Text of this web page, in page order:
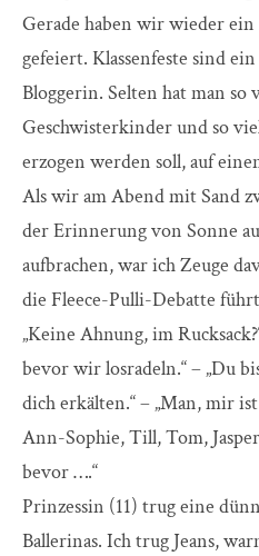
Gerade haben wir wieder ein
gefeiert. Klassenfeste sind
Bloggerin. Selten hat man
Geschwisterkinder und so
erzogen werden soll, auf
Als wir am Abend mit Sand
der Erinnerung von Sonne
aufbrachen, war ich Zeuge
die Fleece-Pulli-Debatte
„Keine Ahnung, im
bevor wir losradeln.“ – „Du
dich erkälten.“ – „Man, mir
Ann-Sophie, Till, Tom,
bevor ….“
Prinzessin (11) trug eine
Ballerinas. Ich trug Jeans,